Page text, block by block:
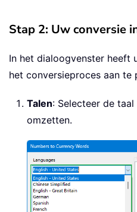
Stap 2: Uw conversie
In het dialoogvenster heeft
het conversieproces aan te
Talen: Selecteer de
omzetten.